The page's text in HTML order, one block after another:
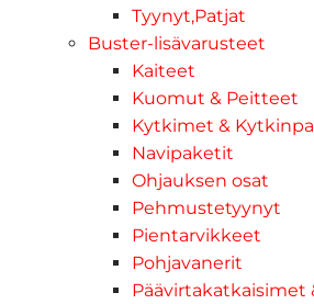
Tyynyt,Patjat
Buster-lisävarusteet
Kaiteet
Kuomut & Peitteet
Kytkimet &
Navipaketit
Ohjauksen osat
Pehmustetyynyt
Pientarvikkeet
Pohjavanerit
Päävirtakatkaisimet